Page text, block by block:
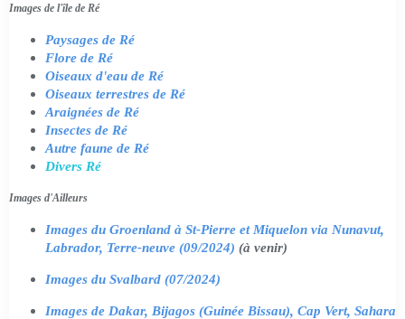
Images de l'île de Ré
Paysages de Ré
Flore de Ré
Oiseaux d'eau de Ré
Oiseaux terrestres de Ré
Araignées de Ré
Insectes de Ré
Autre faune de Ré
Divers Ré
Images d'Ailleurs
Images du Groenland à St-Pierre et Miquelon via Nunavut,
Labrador, Terre-neuve (09/2024) (à venir)
Images du Svalbard (07/2024)
Images de Dakar, Bijagos (Guinée Bissau), Cap Vert, Sahara